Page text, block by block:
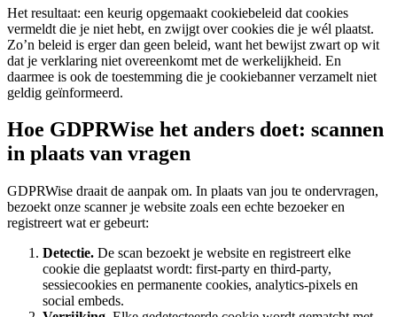
Het resultaat: een keurig opgemaakt cookiebeleid dat cookies
vermeldt die je niet hebt, en zwijgt over cookies die je wél plaatst.
Zo’n beleid is erger dan geen beleid, want het bewijst zwart op wit
dat je verklaring niet overeenkomt met de werkelijkheid. En
daarmee is ook de toestemming die je cookiebanner verzamelt niet
geldig geïnformeerd.
Hoe GDPRWise het anders doet: scannen
in plaats van vragen
GDPRWise draait de aanpak om. In plaats van jou te ondervragen,
bezoekt onze scanner je website zoals een echte bezoeker en
registreert wat er gebeurt:
Detectie. De scan bezoekt je website en registreert elke
cookie die geplaatst wordt: first-party en third-party,
sessiecookies en permanente cookies, analytics-pixels en
social embeds.